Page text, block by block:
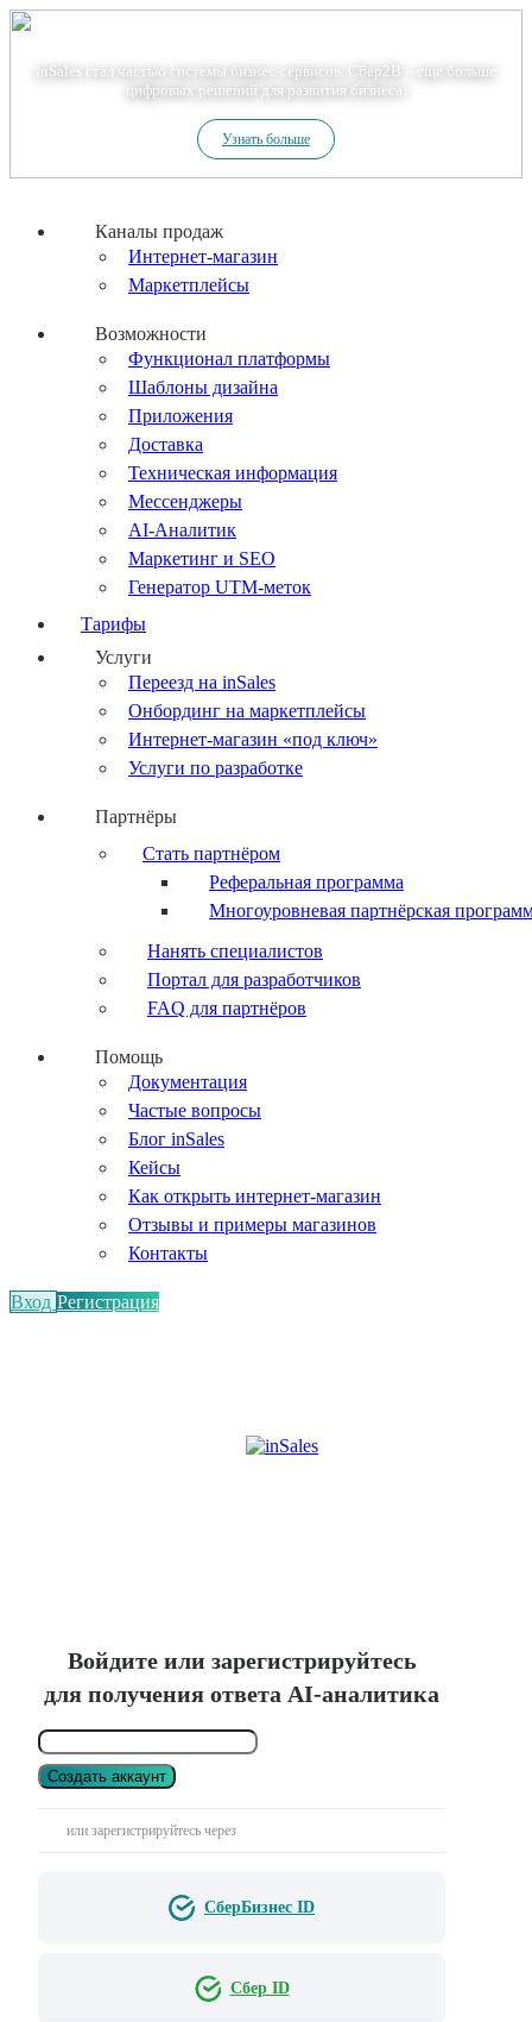
inSales стал частью системы бизнес-сервисов. Сбер2В – еще больше
цифровых решений для развития бизнеса!
Узнать больше
Каналы продаж
Интернет-магазин
Маркетплейсы
Возможности
Функционал платформы
Шаблоны дизайна
Приложения
Доставка
Техническая информация
Мессенджеры
AI-Аналитик
Маркетинг и SEO
Генератор UTM-меток
Тарифы
Услуги
Переезд на inSales
Онбординг на маркетплейсы
Интернет-магазин «под ключ»
Услуги по разработке
Партнёры
Стать партнёром
Реферальная программа
Многоуровневая партнёрская
Нанять специалистов
Портал для разработчиков
FAQ для партнёров
Помощь
Документация
Частые вопросы
Блог inSales
Кейсы
Как открыть интернет-магазин
Отзывы и примеры магазинов
Контакты
Вход Регистрация
Войдите или зарегистрируйтесь
для получения ответа AI-аналитика
Создать аккаунт
или зарегистрируйтесь через
СберБизнес ID
Сбер ID